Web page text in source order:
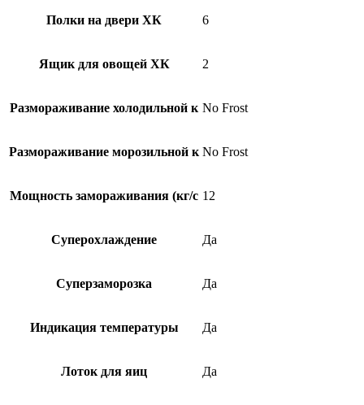
Полки на двери ХК 6
Ящик для овощей ХК 2
Размораживание холодильной к No Frost
Размораживание морозильной к No Frost
Мощность замораживания (кг/c 12
Суперохлаждение Да
Суперзаморозка Да
Индикация температуры Да
Лоток для яиц Да